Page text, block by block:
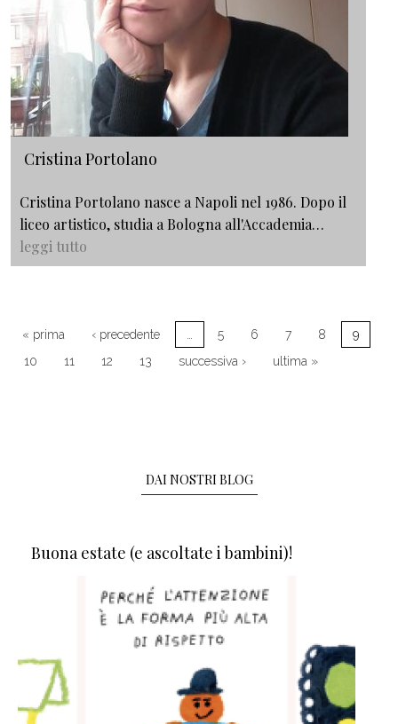
Cristina Portolano
Cristina Portolano nasce a Napoli nel 1986. Dopo il
liceo artistico, studia a Bologna all'Accademia…
leggi tutto
« prima Prima pagina
‹ precedentePagina precedente
5 6 7 8
9
10
11 12 13 successiva ›Pagina successiva
ultima »Ultima pagina
DAI NOSTRI BLOG
Buona estate (e ascoltate i bambini)!